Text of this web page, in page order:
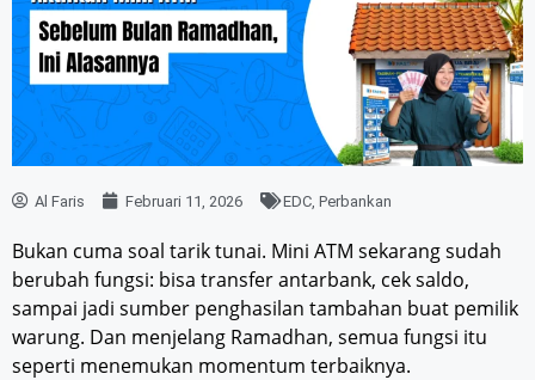
Al Faris Februari 11, 2026 EDC Perbankan
Bukan cuma soal tarik tunai. Mini ATM sekarang sudah
berubah fungsi: bisa transfer antarbank, cek saldo,
sampai jadi sumber penghasilan tambahan buat pemilik
warung. Dan menjelang Ramadhan, semua fungsi itu
seperti menemukan momentum terbaiknya.